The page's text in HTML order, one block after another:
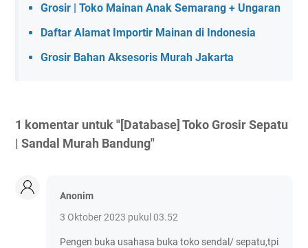
Grosir | Toko Mainan Anak Semarang + Ungaran
Daftar Alamat Importir Mainan di Indonesia
Grosir Bahan Aksesoris Murah Jakarta
1 komentar untuk "[Database] Toko Grosir Sepatu
| Sandal Murah Bandung"
Anonim
3 Oktober 2023 pukul 03.52
Pengen buka usahasa buka toko sendal/ sepatu,tpi